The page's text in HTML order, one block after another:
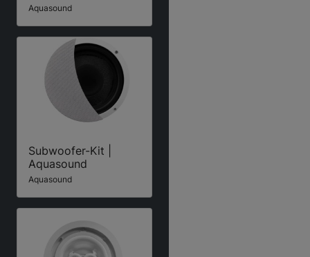
Aquasound
Subwoofer-Kit |
Aquasound
Aquasound